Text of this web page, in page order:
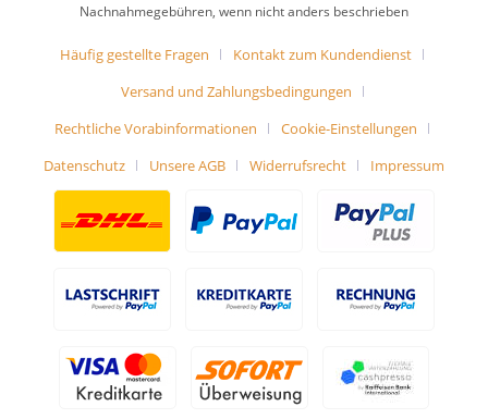
Nachnahmegebühren, wenn nicht anders beschrieben
Häufig gestellte Fragen
Kontakt zum Kundendienst
Versand und Zahlungsbedingungen
Rechtliche Vorabinformationen
Cookie-Einstellungen
Datenschutz
Unsere AGB Widerrufsrecht Impressum